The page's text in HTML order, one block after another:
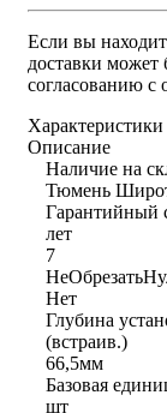
Если вы
доставки может
согласованию с
Характеристики
Описание
Наличие на
Тюмень
Гарантийный
лет
7
Нет
Глубина
(встраив.)
66,5мм
Базовая
шт